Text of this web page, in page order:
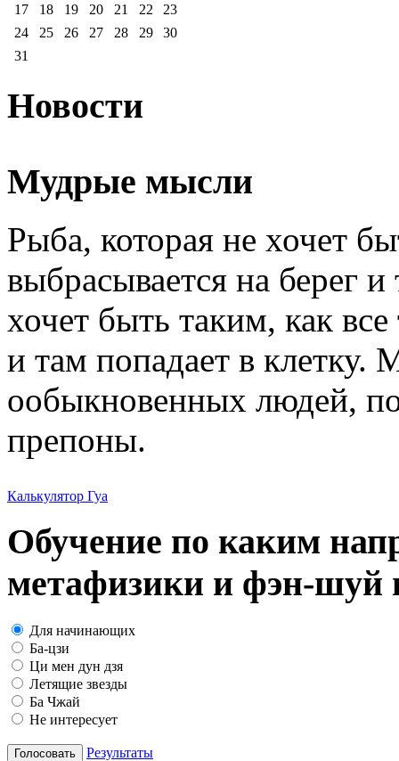
17 18 19 20 21 22
23
24
25 26 27 28 29
30
31
Новости
Мудрые мысли
Рыба, которая не хочет
выбрасывается на берег
хочет быть таким, как
и там попадает в клетку.
ообыкновенных людей,
препоны.
Калькулятор Гуа
Обучение по каким
метафизики и фэн-шуй
Для начинающих
Ба-цзи
Ци мен дун дзя
Летящие звезды
Ба Чжай
Не интересует
Голосовать Результаты